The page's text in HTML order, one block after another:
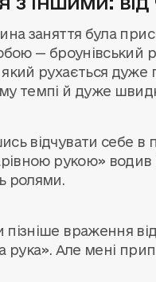
заняття була
— броунівський
рухається дуже
темпі й дуже
відчувати себе
рукою»
ролями.
враження
рука». Але мені